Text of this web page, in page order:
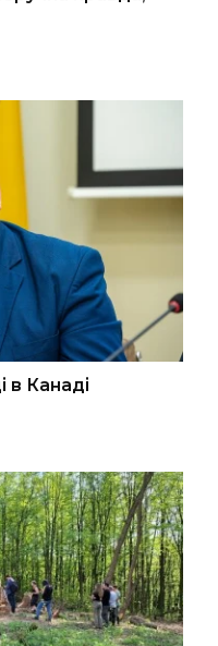
в Канаді